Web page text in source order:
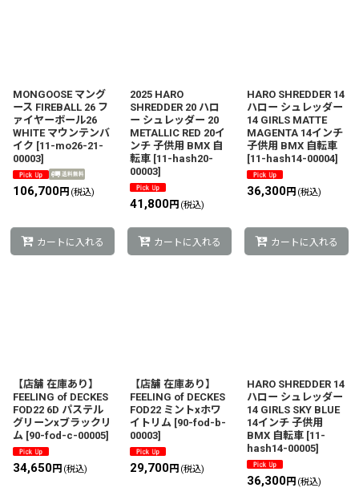
MONGOOSE マング
ース FIREBALL 26 フ
ァイヤーボール26
WHITE マウンテンバ
イク [11-mo26-21-
00003]
106,700円 (税込)
カートに入れる
2025 HARO
SHREDDER 20 ハロ
ー シュレッダー 20
METALLIC RED 20イ
ンチ 子供用 BMX 自
転車 [11-hash20-
00003]
41,800円 (税込)
カートに入れる
HARO SHREDDER 14
ハロー シュレッダー
14 GIRLS MATTE
MAGENTA 14インチ
子供用 BMX 自転車
[11-hash14-00004]
36,300円 (税込)
カートに入れる
【店舗 在庫あり】
FEELING of DECKES
FOD22 6D パステル
グリーンxブラックリ
ム [90-fod-c-00005]
34,650円 (税込)
【店舗 在庫あり】
FEELING of DECKES
FOD22 ミントxホワ
イトリム [90-fod-b-
00003]
29,700円 (税込)
HARO SHREDDER 14
ハロー シュレッダー
14 GIRLS SKY BLUE
14インチ 子供用
BMX 自転車 [11-
hash14-00005]
36,300円 (税込)